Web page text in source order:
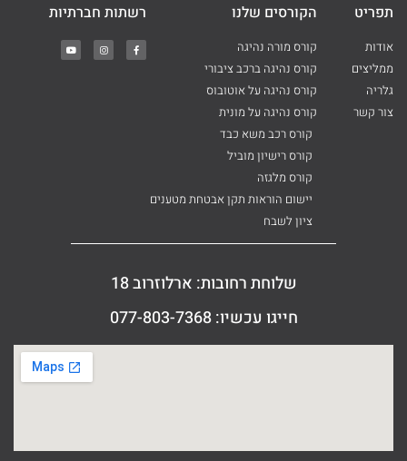
תפריט
אודות
ממליצים
גלריה
צור קשר
הקורסים שלנו
קורס מורה נהיגה
קורס נהיגה ברכב ציבורי
קורס נהיגה על אוטובוס
קורס נהיגה על מונית
קורס רכב משא כבד
קורס רישיון מוביל
קורס מלגזה
יישום הוראות תקן אבטחת מטענים
ציון לשבח
רשתות חברתיות
שלוחת רחובות: ארלוזרוב 18
חייגו עכשיו: 077-803-7368